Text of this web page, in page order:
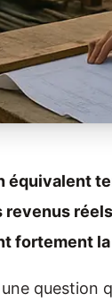
équivalent
revenus
fortement
question